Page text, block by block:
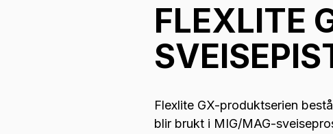
FLEXLITE
Flexlite GX-produktserien
blir brukt i MIG/MAG-